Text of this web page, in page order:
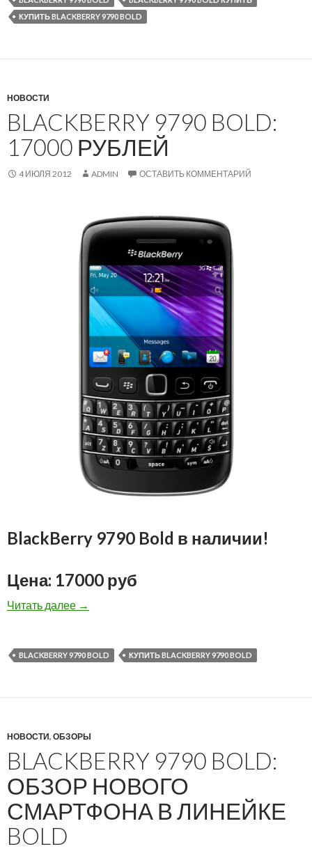
КУПИТЬ BLACKBERRY 9790 BOLD
НОВОСТИ
BLACKBERRY 9790 BOLD:
17000 РУБЛЕЙ
4 ИЮЛЯ 2012 ADMIN ОСТАВИТЬ КОММЕНТАРИЙ
BlackBerry 9790 Bold в наличии!
Цена: 17000 руб
Читать далее BlackBerry 9790 Bold: 17000 рублей
→
BLACKBERRY 9790 BOLD КУПИТЬ BLACKBERRY 9790 BOLD
НОВОСТИ, ОБЗОРЫ
BLACKBERRY 9790 BOLD:
ОБЗОР НОВОГО
СМАРТФОНА В ЛИНЕЙКЕ
BOLD